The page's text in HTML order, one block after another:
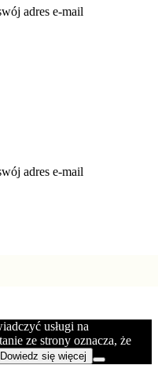
adres e-mail
adres e-mail
usługi na
ze strony oznacza, że
Dowiedz się więcej